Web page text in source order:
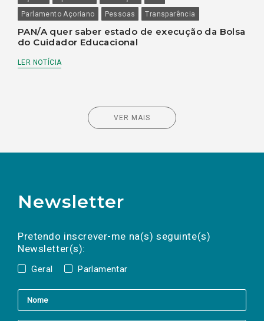
Parlamento Açoriano
Pessoas Transparência
PAN/A quer saber estado de execução da Bolsa
do Cuidador Educacional
LER NOTÍCIA
VER MAIS
Newsletter
Pretendo inscrever-me na(s) seguinte(s)
Newsletter(s):
Geral Parlamentar
a(s) newsletter(s).
mail